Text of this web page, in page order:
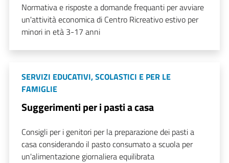
Normativa e risposte a domande frequanti per avviare
un'attività economica di Centro Ricreativo estivo per
minori in età 3-17 anni
SERVIZI EDUCATIVI, SCOLASTICI E PER LE
FAMIGLIE
Suggerimenti per i pasti a casa
Consigli per i genitori per la preparazione dei pasti a
casa considerando il pasto consumato a scuola per
un'alimentazione giornaliera equilibrata